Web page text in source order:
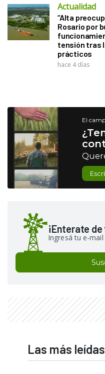
Actualidad
“Alta
Rosario por
tensión tras
prácticos
hace 4 días
El
¡Enterate
Ingresá tu e-
Las más leídas